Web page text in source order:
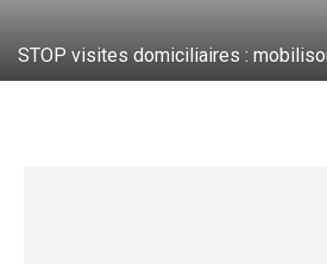
STOP visites domiciliaires :